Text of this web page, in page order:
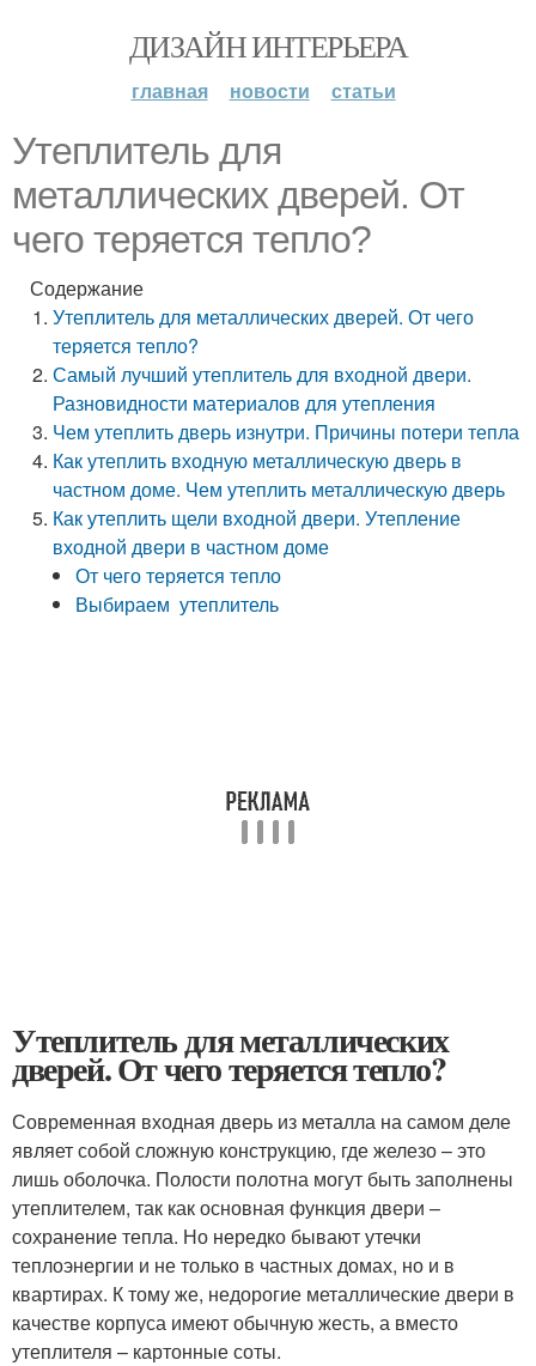
ДИЗАЙН ИНТЕРЬЕРА
главная новости статьи
Утеплитель для
металлических дверей. От
чего теряется тепло?
Содержание
Утеплитель для металлических дверей. От чего
теряется тепло?
Самый лучший утеплитель для входной двери.
Разновидности материалов для утепления
Чем утеплить дверь изнутри. Причины потери тепла
Как утеплить входную металлическую дверь в
частном доме. Чем утеплить металлическую дверь
Как утеплить щели входной двери. Утепление
входной двери в частном доме
От чего теряется тепло
Выбираем утеплитель
Утеплитель для металлических
дверей. От чего теряется тепло?
Современная входная дверь из металла на самом деле
являет собой сложную конструкцию, где железо – это
лишь оболочка. Полости полотна могут быть заполнены
утеплителем, так как основная функция двери –
сохранение тепла. Но нередко бывают утечки
теплоэнергии и не только в частных домах, но и в
квартирах. К тому же, недорогие металлические двери в
качестве корпуса имеют обычную жесть, а вместо
утеплителя – картонные соты.